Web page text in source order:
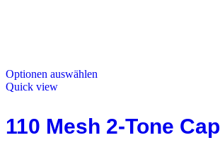
Optionen auswählen
Quick view
110 Mesh 2-Tone Cap